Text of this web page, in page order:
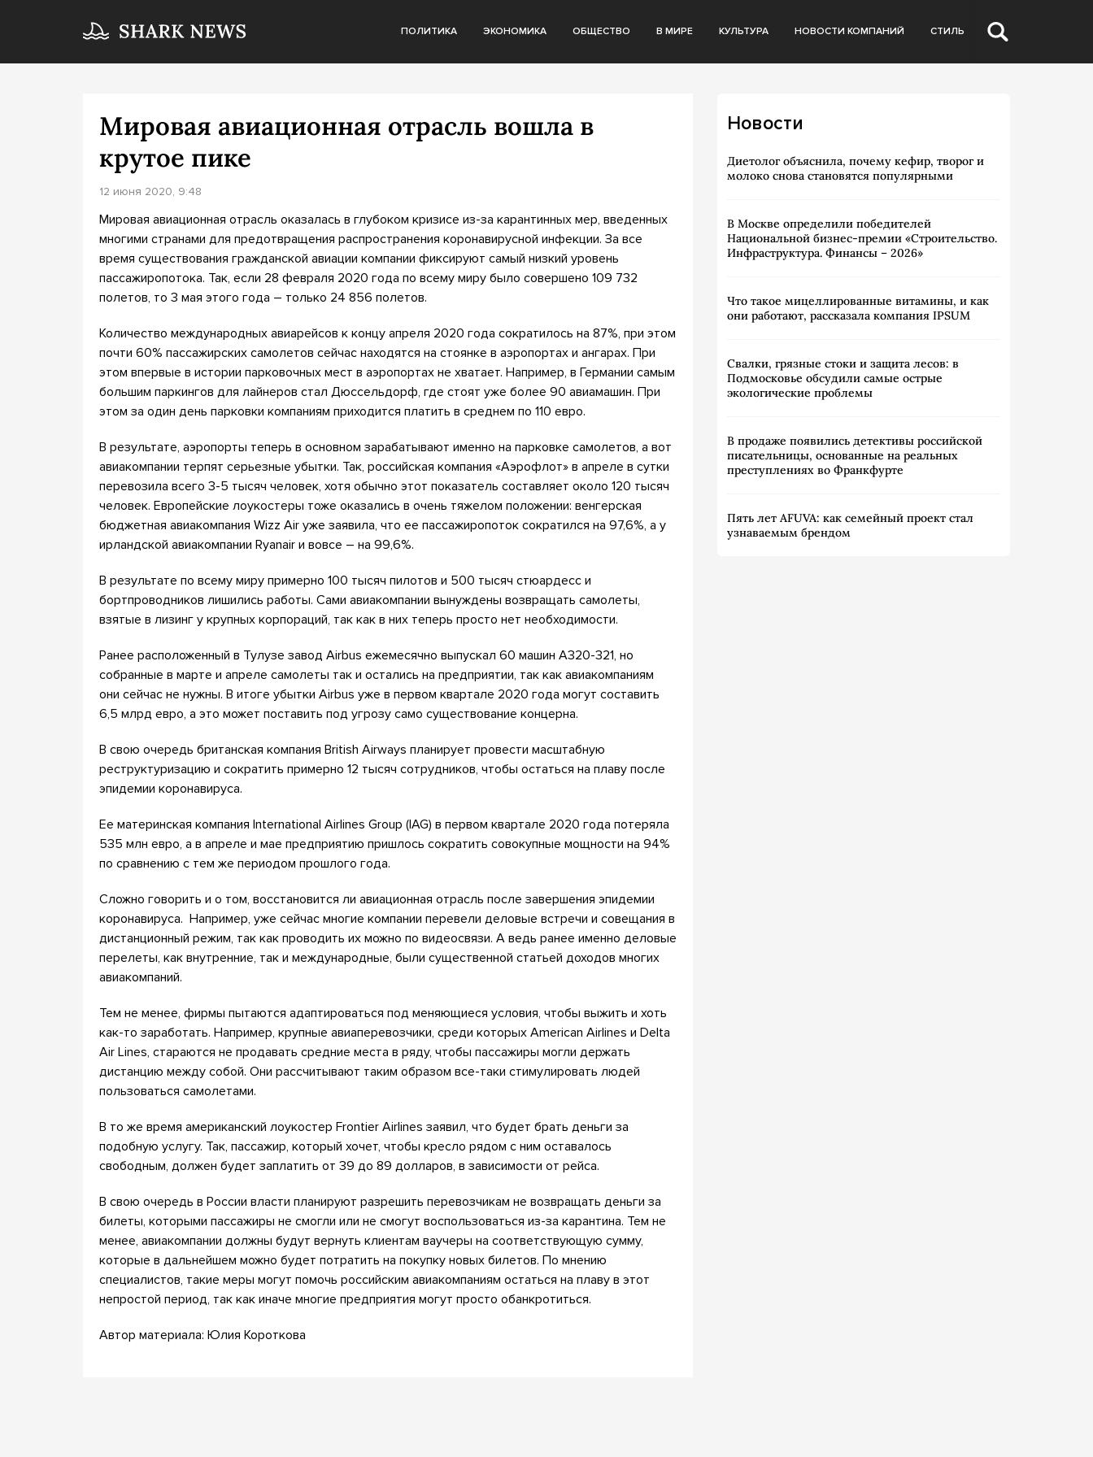
ПОЛИТИКА ЭКОНОМИКА ОБЩЕСТВО В МИРЕ КУЛЬТУРА НОВОСТИ КОМПАНИЙ СТИЛЬ
Мировая авиационная отрасль вошла в
крутое пике
12 июня 2020, 9:48
Мировая авиационная отрасль оказалась в глубоком кризисе из-за карантинных мер, введенных
многими странами для предотвращения распространения коронавирусной инфекции. За все
время существования гражданской авиации компании фиксируют самый низкий уровень
пассажиропотока. Так, если 28 февраля 2020 года по всему миру было совершено 109 732
полетов, то 3 мая этого года – только 24 856 полетов.
Количество международных авиарейсов к концу апреля 2020 года сократилось на 87%, при этом
почти 60% пассажирских самолетов сейчас находятся на стоянке в аэропортах и ангарах. При
этом впервые в истории парковочных мест в аэропортах не хватает. Например, в Германии самым
большим паркингов для лайнеров стал Дюссельдорф, где стоят уже более 90 авиамашин. При
этом за один день парковки компаниям приходится платить в среднем по 110 евро.
В результате, аэропорты теперь в основном зарабатывают именно на парковке самолетов, а вот
авиакомпании терпят серьезные убытки. Так, российская компания «Аэрофлот» в апреле в сутки
перевозила всего 3-5 тысяч человек, хотя обычно этот показатель составляет около 120 тысяч
человек. Европейские лоукостеры тоже оказались в очень тяжелом положении: венгерская
бюджетная авиакомпания Wizz Air уже заявила, что ее пассажиропоток сократился на 97,6%, а у
ирландской авиакомпании Ryanair и вовсе – на 99,6%.
В результате по всему миру примерно 100 тысяч пилотов и 500 тысяч стюардесс и
бортпроводников лишились работы. Сами авиакомпании вынуждены возвращать самолеты,
взятые в лизинг у крупных корпораций, так как в них теперь просто нет необходимости.
Ранее расположенный в Тулузе завод Airbus ежемесячно выпускал 60 машин А320-321, но
собранные в марте и апреле самолеты так и остались на предприятии, так как авиакомпаниям
они сейчас не нужны. В итоге убытки Airbus уже в первом квартале 2020 года могут составить
6,5 млрд евро, а это может поставить под угрозу само существование концерна.
В свою очередь британская компания British Airways планирует провести масштабную
реструктуризацию и сократить примерно 12 тысяч сотрудников, чтобы остаться на плаву после
эпидемии коронавируса.
Ее материнская компания International Airlines Group (IAG) в первом квартале 2020 года потеряла
535 млн евро, а в апреле и мае предприятию пришлось сократить совокупные мощности на 94%
по сравнению с тем же периодом прошлого года.
Сложно говорить и о том, восстановится ли авиационная отрасль после завершения эпидемии
коронавируса. Например, уже сейчас многие компании перевели деловые встречи и совещания в
дистанционный режим, так как проводить их можно по видеосвязи. А ведь ранее именно деловые
перелеты, как внутренние, так и международные, были существенной статьей доходов многих
авиакомпаний.
Тем не менее, фирмы пытаются адаптироваться под меняющиеся условия, чтобы выжить и хоть
как-то заработать. Например, крупные авиаперевозчики, среди которых American Airlines и Delta
Air Lines, стараются не продавать средние места в ряду, чтобы пассажиры могли держать
дистанцию между собой. Они рассчитывают таким образом все-таки стимулировать людей
пользоваться самолетами.
В то же время американский лоукостер Frontier Airlines заявил, что будет брать деньги за
подобную услугу. Так, пассажир, который хочет, чтобы кресло рядом с ним оставалось
свободным, должен будет заплатить от 39 до 89 долларов, в зависимости от рейса.
В свою очередь в России власти планируют разрешить перевозчикам не возвращать деньги за
билеты, которыми пассажиры не смогли или не смогут воспользоваться из-за карантина. Тем не
менее, авиакомпании должны будут вернуть клиентам ваучеры на соответствующую сумму,
которые в дальнейшем можно будет потратить на покупку новых билетов. По мнению
специалистов, такие меры могут помочь российским авиакомпаниям остаться на плаву в этот
непростой период, так как иначе многие предприятия могут просто обанкротиться.
Автор материала: Юлия Короткова
Новости
Диетолог объяснила, почему кефир, творог и
молоко снова становятся популярными
В Москве определили победителей
Национальной бизнес-премии «Строительство.
Инфраструктура. Финансы – 2026»
Что такое мицеллированные витамины, и как
они работают, рассказала компания IPSUM
Свалки, грязные стоки и защита лесов: в
Подмосковье обсудили самые острые
экологические проблемы
В продаже появились детективы российской
писательницы, основанные на реальных
преступлениях во Франкфурте
Пять лет AFUVA: как семейный проект стал
узнаваемым брендом